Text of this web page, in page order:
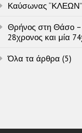
Καύσωνας
Θρήνος στη Θάσο
28χρονος και μία
Όλα τα άρθρα (5)